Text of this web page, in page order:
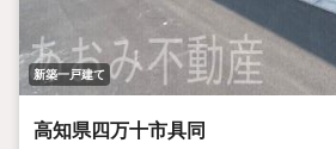
新築一戸建て
高知県四万十市具同